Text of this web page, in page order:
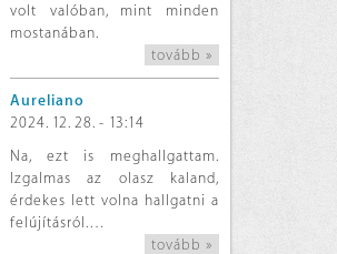
volt valóban, mint minden
mostanában.
tovább »
Aureliano
2024. 12. 28. - 13:14
Na, ezt is meghallgattam.
Izgalmas az olasz kaland,
érdekes lett volna hallgatni a
felújításról.…
tovább »